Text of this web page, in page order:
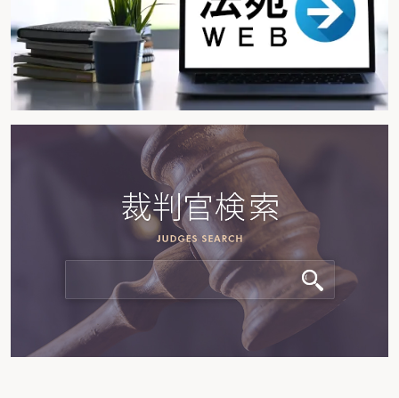
小規模事業者に対する負担軽減措置
第６章 消費税の申告・納付～いつまでに申告するか～
＜フローチャート＞ 消費税の申告・納付
第１節 確定申告～期限の延長が認められる～
＜フローチャート＞
確定申告の期限
確定申告書の様式
＜フローチャート＞
第３節 還付申告～控除税額があって還付金が生じるとき～
還付申告書の添付書類・申告期限
第４節 修正申告～申告を修正するとき～
＜フローチャート＞
第５節 地方消費税の申告・納付～当分の間、消費税と併せて申告・納付～
＜フローチャート＞
地方消費税の申告・納付
第７章 消費税の届出等～いつまでに提出するか～